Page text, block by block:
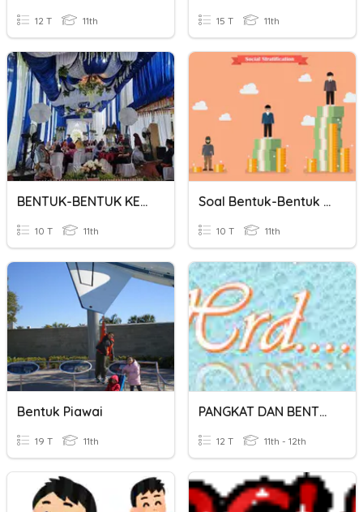
12 T 11th 15 T 11th
BENTUK-BENTUK KELOMPOK SOSIAL
10 T 11th
Soal Bentuk-Bentuk Stratifikasi Sosial
10 T 11th
Bentuk Piawai
19 T 11th
PANGKAT DAN BENTUK AKAR
12 T 11th - 12th